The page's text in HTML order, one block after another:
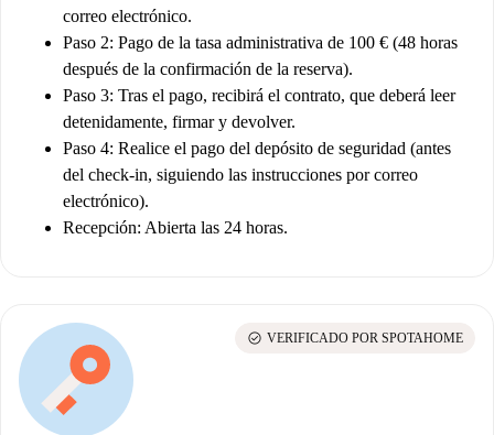
correo electrónico.
Paso 2: Pago de la tasa administrativa de 100 € (48 horas
después de la confirmación de la reserva).
Paso 3: Tras el pago, recibirá el contrato, que deberá leer
detenidamente, firmar y devolver.
Paso 4: Realice el pago del depósito de seguridad (antes
del check-in, siguiendo las instrucciones por correo
electrónico).
Recepción: Abierta las 24 horas.
check_circle VERIFICADO POR SPOTAHOME